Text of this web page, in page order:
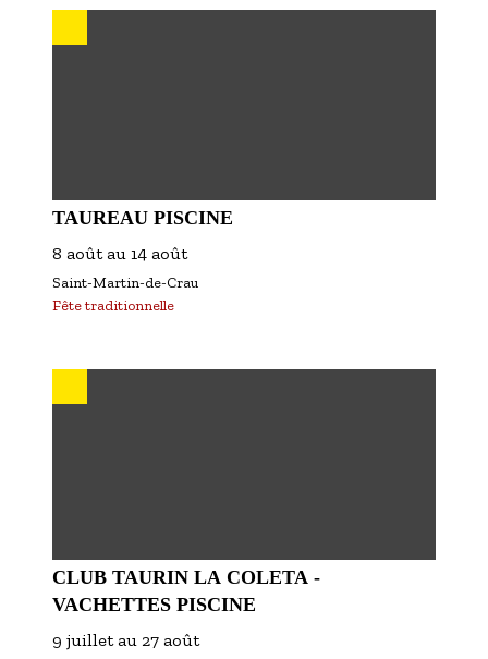
TAUREAU PISCINE
8 août au 14 août
Saint-Martin-de-Crau
Fête traditionnelle
CLUB TAURIN LA COLETA -
VACHETTES PISCINE
9 juillet au 27 août